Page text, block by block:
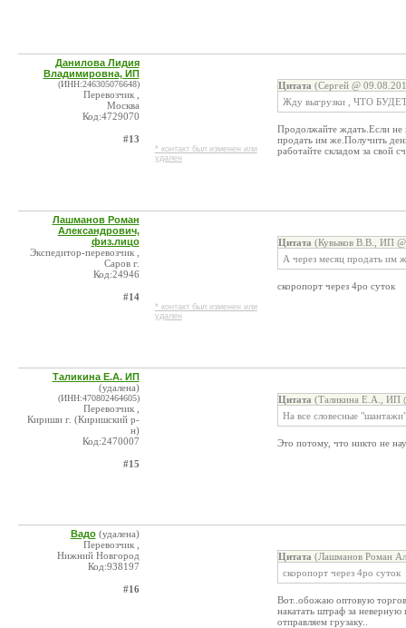
Данилова Лидия
Владимировна, ИП
(ИНН:246305076648)
Перевозчик ,
Москва
Код:4729070
#13
* контакт был изменен или
удален
Цитата (Сергей @
Жду выгрузки , ЧТО
Продолжайте ждать.Если не
продать им же.Получить
работайте складом за свой
Лашманов Роман
Александрович,
физ.лицо
Экспедитор-перевозчик ,
Саров г.
Код:24946
#14
* контакт был изменен или
удален
Цитата (Кувыков В.В., ИП
А через месяц продать им
скоропорт через 4ро суток
Таликина Е.А. ИП
(удалена)
(ИНН:470802464605)
Перевозчик ,
Кириши г. (Киришский р-
н)
Код:2470007
#15
Цитата (Таликина Е.А., ИП
На все словесные
Это потому, что никто не
Вадо (удалена)
Перевозчик ,
Нижний Новгород
Код:938197
#16
Цитата (Лашманов Роман
скоропорт через 4ро суток
Вот..обожаю оптовую
накатать штраф за неверную
отправляем грузаку..